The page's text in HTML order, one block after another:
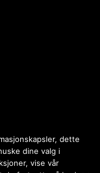
dette
dine valg i
vise vår